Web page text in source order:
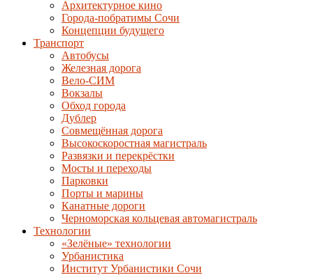
Архитектурное кино
Города-побратимы Сочи
Концепции будущего
Транспорт
Автобусы
Железная дорога
Вело-СИМ
Вокзалы
Обход города
Дублер
Совмещённая дорога
Высокоскоростная магистраль
Развязки и перекрёстки
Мосты и переходы
Парковки
Порты и марины
Канатные дороги
Черноморская кольцевая автомагистраль
Технологии
«Зелёные» технологии
Урбанистика
Институт Урбанистики Сочи